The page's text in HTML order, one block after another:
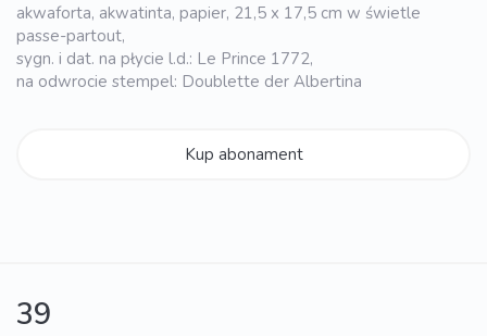
akwaforta, akwatinta, papier, 21,5 x 17,5 cm w świetle
passe-partout,
sygn. i dat. na płycie l.d.: Le Prince 1772,
na odwrocie stempel: Doublette der Albertina
Kup abonament
39